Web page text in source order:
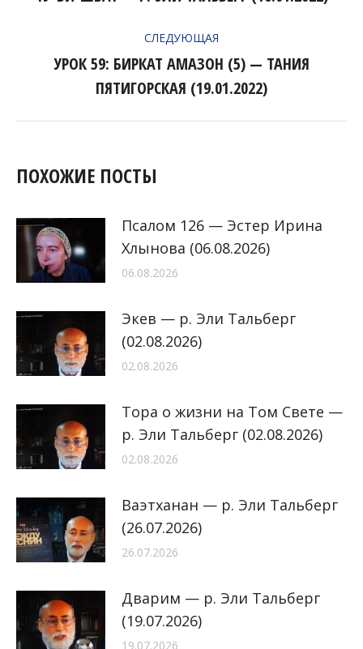
СЛЕДУЮЩАЯ
Следующая
запись:
УРОК 59: БИРКАТ АМАЗОН (5) — ТАНИЯ
ПЯТИГОРСКАЯ (19.01.2022)
ПОХОЖИЕ ПОСТЫ
Псалом 126 — Эстер Ирина
Хлынова (06.08.2026)
06.08.2026
Экев — р. Эли Тальберг
(02.08.2026)
02.08.2026
Тора о жизни на Том Свете —
р. Эли Тальберг (02.08.2026)
02.08.2026
Ваэтханан — р. Эли Тальберг
(26.07.2026)
26.07.2026
Дварим — р. Эли Тальберг
(19.07.2026)
19.07.2026